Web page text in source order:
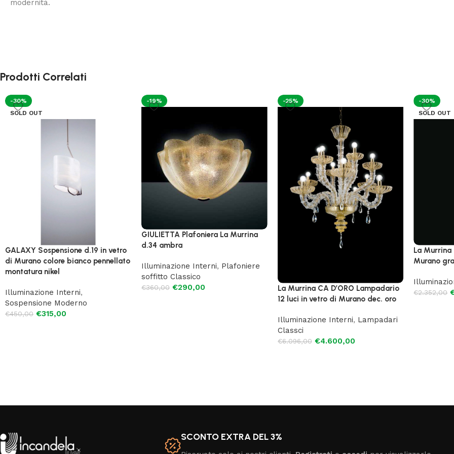
modernità.
Prodotti Correlati
-30%
SOLD OUT
GALAXY Sospensione d.19 in vetro
di Murano colore bianco pennellato
montatura nikel
Illuminazione Interni,
Sospensione Moderno
€450,00 €315,00
-19%
GIULIETTA Plafoniera La Murrina
d.34 ambra
Illuminazione Interni, Plafoniere
soffitto Classico
€360,00 €290,00
-25%
La Murrina CA D’ORO Lampadario
12 luci in vetro di Murano dec. oro
Illuminazione Interni, Lampadari
Classci
€6.096,00 €4.600,00
-30%
SOLD OUT
La Murrina
Murano
€2.352,00
SCONTO EXTRA DEL 3%